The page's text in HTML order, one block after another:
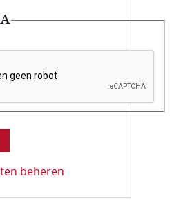
is om te controleren dat u
beheren